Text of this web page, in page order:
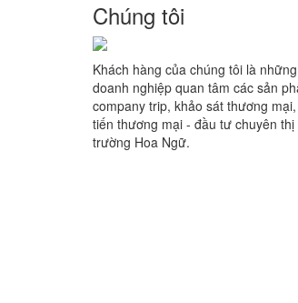
Chúng tôi
Khách hàng của chúng tôi là những
doanh nghiệp quan tâm các sản
company trip, khảo sát thương
tiến thương mại - đầu tư chuyên thị
trường Hoa Ngữ.